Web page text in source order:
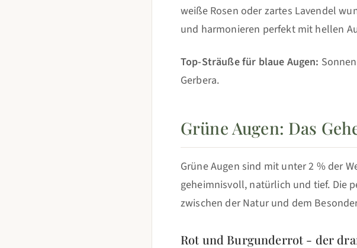
weiße Rosen oder zartes Lavendel
und harmonieren perfekt mit hellen
Top-Sträuße für blaue Augen:
Gerbera.
Grüne Augen: Das
Grüne Augen sind mit unter 2 % der
geheimnisvoll, natürlich und tief. Die
zwischen der Natur und dem
Rot und Burgunderrot - der